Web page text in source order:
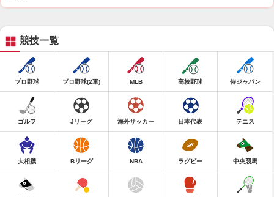
競技一覧
プロ野球 プロ野球(2軍) MLB 高校野球 侍ジャパン
ゴルフ Jリーグ 海外サッカー 日本代表 テニス
大相撲 Bリーグ NBA ラグビー 中央競馬